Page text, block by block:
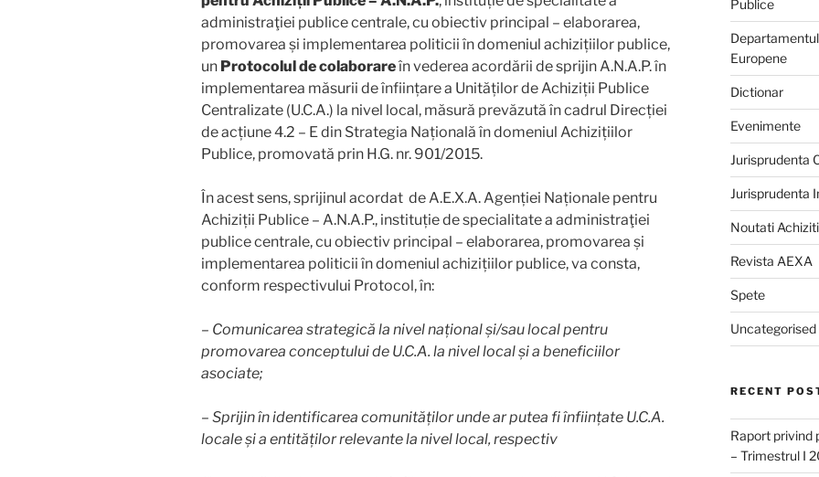
administraţiei publice centrale, cu obiectiv principal – elaborarea,
promovarea și implementarea politicii în domeniul achizițiilor publice,
un Protocolul de colaborareîn vederea acordării de sprijin A.N.A.P. în
implementarea măsurii de înființare a Unităților de Achiziții Publice
Centralizate (U.C.A.) la nivel local, măsură prevăzută în cadrul Direcției
de acțiune 4.2 – E din Strategia Națională în domeniul Achizițiilor
Publice, promovată prin H.G. nr. 901/2015.
În acest sens, sprijinul acordat de A.E.X.A. Agenției Naționale pentru
Achiziții Publice – A.N.A.P., instituție de specialitate a administraţiei
publice centrale, cu obiectiv principal – elaborarea, promovarea și
implementarea politicii în domeniul achizițiilor publice, va consta,
conform respectivului Protocol, în:
– Comunicarea strategică la nivel național și/sau local pentru
promovarea conceptului de U.C.A. la nivel local și a beneficiilor
asociate;
– Sprijin în identificarea comunităților unde ar putea fi înființate U.C.A.
locale și a entităților relevante la nivel local, respectiv
Publice
Europene
Dictionar
Evenimente
Jurisprudenta
Jurisprudenta
Noutati
Revista AEXA
Spete
Uncategorised
RECENT
Raport privind
– Trimestrul I